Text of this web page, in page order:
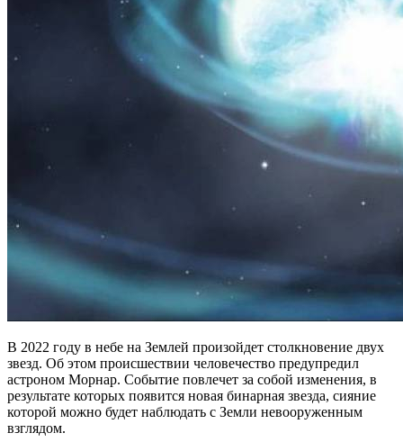
В 2022 году в небе на Землей произойдет столкновение двух
звезд. Об этом происшествии человечество предупредил
астроном Морнар. Событие повлечет за собой изменения, в
результате которых появится новая бинарная звезда, сияние
которой можно будет наблюдать с Земли невооруженным
взглядом.